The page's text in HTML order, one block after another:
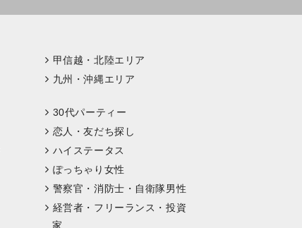
甲信越・北陸エリア
九州・沖縄エリア
30代パーティー
恋人・友だち探し
ハイステータス
ぽっちゃり女性
警察官・消防士・自衛隊男性
経営者・フリーランス・投資
家